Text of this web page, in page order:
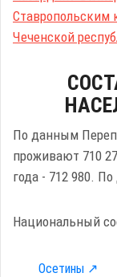
Ставропольским
Чеченской
По данным
проживают 710
года - 712 980.
Национальный
Осетины ↗